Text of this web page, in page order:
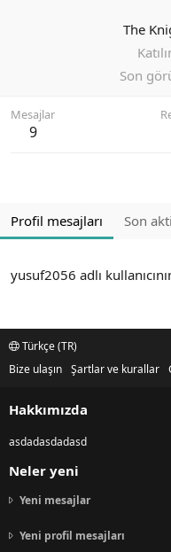
The
Son
Mesajlar
9
Profil mesajları Son
yusuf2056 adlı
Türkçe (TR)
Bize ulaşın Şartlar ve kurallar
Hakkımızda
asdadasdadasd
Neler yeni
Yeni mesajlar
Yeni profil mesajları